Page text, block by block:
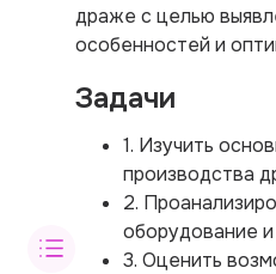
драже с целью
особенностей и
Задачи
1. Изучить
производства
2.
оборудование
3. Оценить